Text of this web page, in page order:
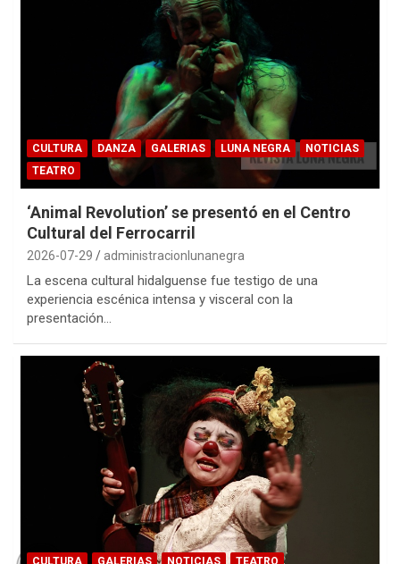
CULTURA DANZA GALERIAS LUNA NEGRA
NOTICIAS
TEATRO
‘Animal Revolution’ se presentó en el Centro
Cultural del Ferrocarril
2026-07-29 administracionlunanegra
La escena cultural hidalguense fue testigo de una
experiencia escénica intensa y visceral con la
presentación…